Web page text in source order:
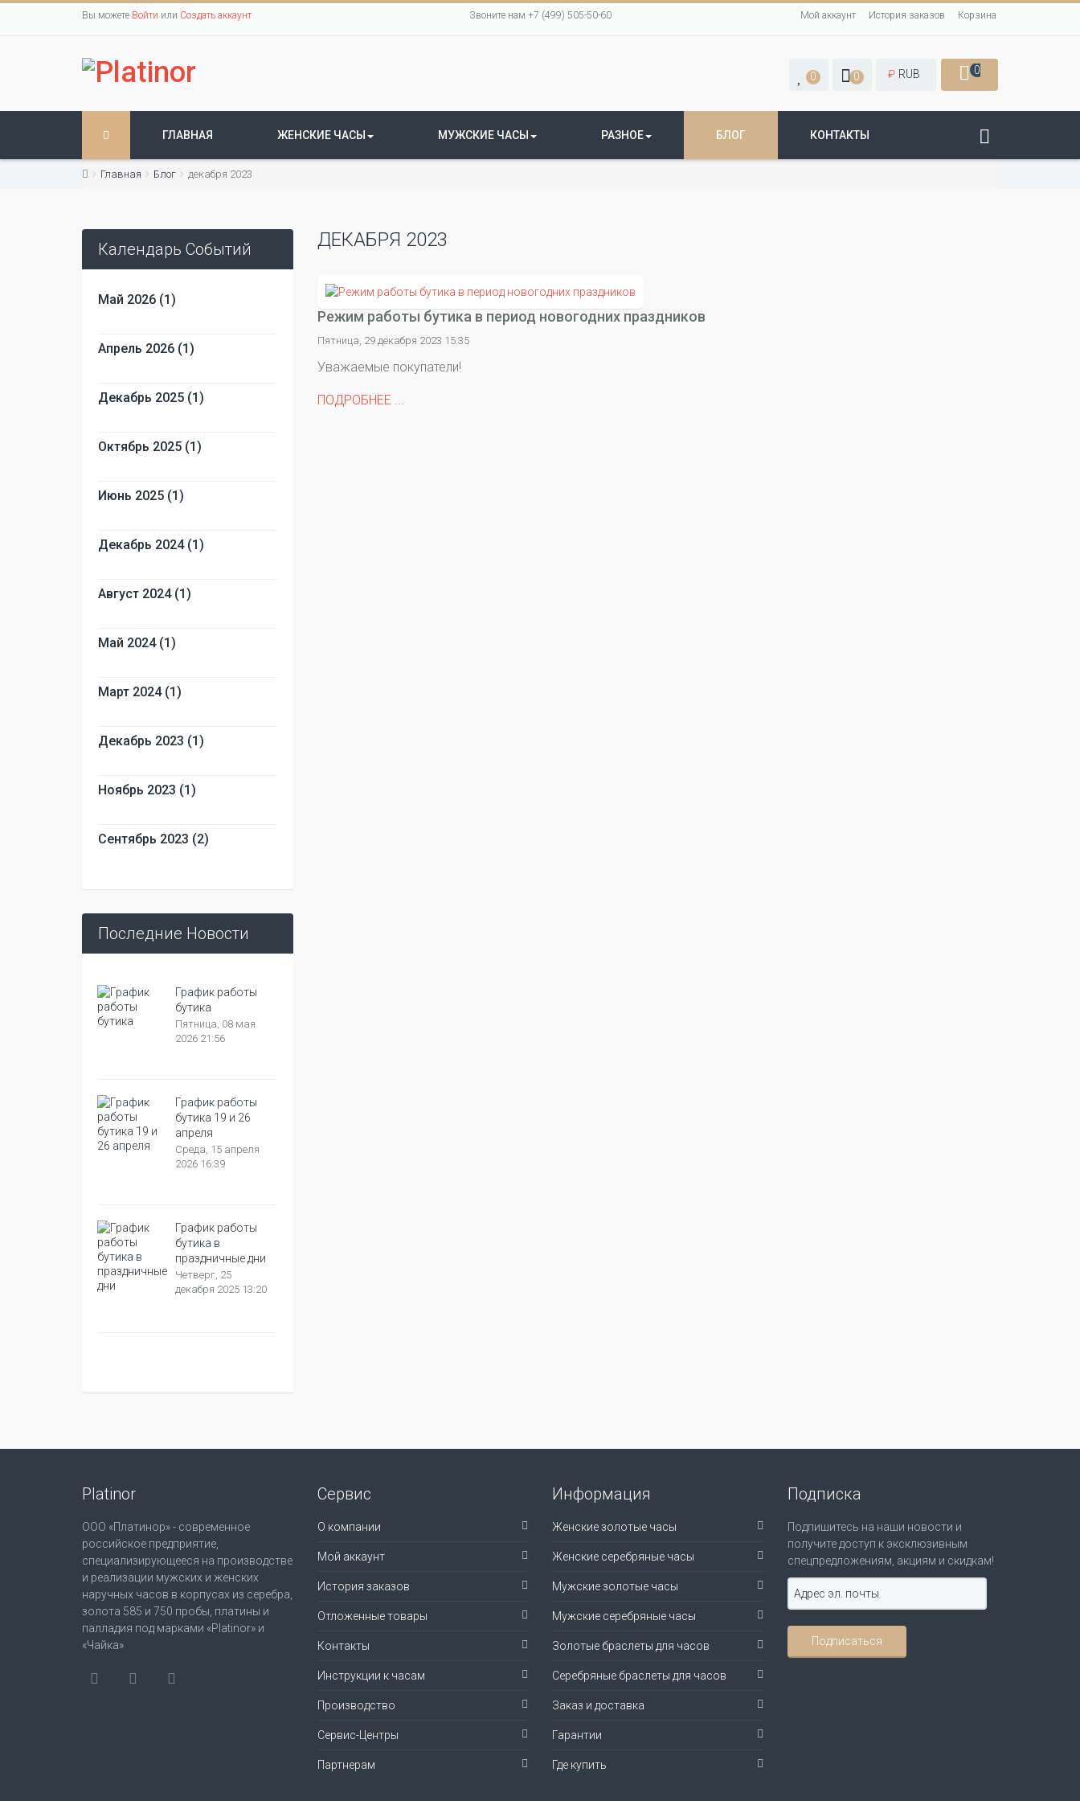
Вы можете Войти или Создать аккаунт Звоните нам +7 (499) 505-50-60 Мой аккаунт История заказов Корзина
0 0 ₽ RUB 0
ГЛАВНАЯ ЖЕНСКИЕ ЧАСЫ МУЖСКИЕ ЧАСЫ РАЗНОЕ БЛОГ КОНТАКТЫ
Главная Блог декабря 2023
Календарь Событий
Май 2026 (1)
Апрель 2026 (1)
Декабрь 2025 (1)
Октябрь 2025 (1)
Июнь 2025 (1)
Декабрь 2024 (1)
Август 2024 (1)
Май 2024 (1)
Март 2024 (1)
Декабрь 2023 (1)
Ноябрь 2023 (1)
Сентябрь 2023 (2)
Последние Новости
График работы
бутика
Пятница, 08 мая
2026 21:56
График работы
бутика 19 и 26
апреля
Среда, 15 апреля
2026 16:39
График работы
бутика в
праздничные дни
Четверг, 25
декабря 2025 13:20
ДЕКАБРЯ 2023
Режим работы бутика в период новогодних праздников
Пятница, 29 декабря 2023 15:35
Уважаемые покупатели!
ПОДРОБНЕЕ ...
Platinor
ООО «Платинор» - современное
российское предприятие,
специализирующееся на производстве
и реализации мужских и женских
наручных часов в корпусах из серебра,
золота 585 и 750 пробы, платины и
палладия под марками «Platinor» и
«Чайка»
Сервис
О компании
Мой аккаунт
История заказов
Отложенные товары
Контакты
Инструкции к часам
Производство
Сервис-Центры
Партнерам
Информация
Женские золотые часы
Женские серебряные часы
Мужские золотые часы
Мужские серебряные часы
Золотые браслеты для часов
Серебряные браслеты для часов
Заказ и доставка
Гарантии
Где купить
Подписка
Подпишитесь на наши новости и
получите доступ к эксклюзивным
спецпредложениям, акциям и скидкам!